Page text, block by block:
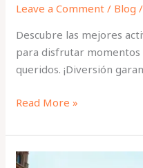
Leave a Comment / Blog
Descubre las mejores
para disfrutar momentos
queridos. ¡Diversión
Read More »
Información